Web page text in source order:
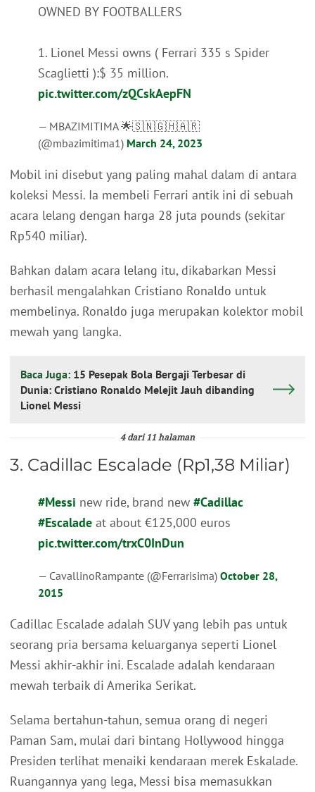
OWNED BY FOOTBALLERS
1. Lionel Messi owns ( Ferrari 335 s Spider
Scaglietti ):$ 35 million.
pic.twitter.com/zQCskAepFN
— MBAZIMITIMA 🌟🇸🇳🇬🇭🇦🇷
(@mbazimitima1) March 24, 2023
Mobil ini disebut yang paling mahal dalam di antara
koleksi Messi. Ia membeli Ferrari antik ini di sebuah
acara lelang dengan harga 28 juta pounds (sekitar
Rp540 miliar).
Bahkan dalam acara lelang itu, dikabarkan Messi
berhasil mengalahkan Cristiano Ronaldo untuk
membelinya. Ronaldo juga merupakan kolektor mobil
mewah yang langka.
Baca Juga: 15 Pesepak Bola Bergaji Terbesar di
Dunia: Cristiano Ronaldo Melejit Jauh dibanding
Lionel Messi
4 dari 11 halaman
3. Cadillac Escalade (Rp1,38 Miliar)
#Messi new ride, brand new #Cadillac
#Escalade at about €125,000 euros
pic.twitter.com/trxC0InDun
— CavallinoRampante (@Ferrarisima) October 28,
2015
Cadillac Escalade adalah SUV yang lebih pas untuk
seorang pria bersama keluarganya seperti Lionel
Messi akhir-akhir ini. Escalade adalah kendaraan
mewah terbaik di Amerika Serikat.
Selama bertahun-tahun, semua orang di negeri
Paman Sam, mulai dari bintang Hollywood hingga
Presiden terlihat menaiki kendaraan merek Eskalade.
Ruangannya yang lega, Messi bisa memasukkan